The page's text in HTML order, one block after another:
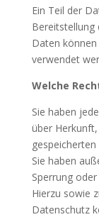
Ein Teil der
Bereitstellung
Daten
verwendet
Welche
Sie haben
über
Sie haben
Sperrung
Hierzu sowie
Datenschutz